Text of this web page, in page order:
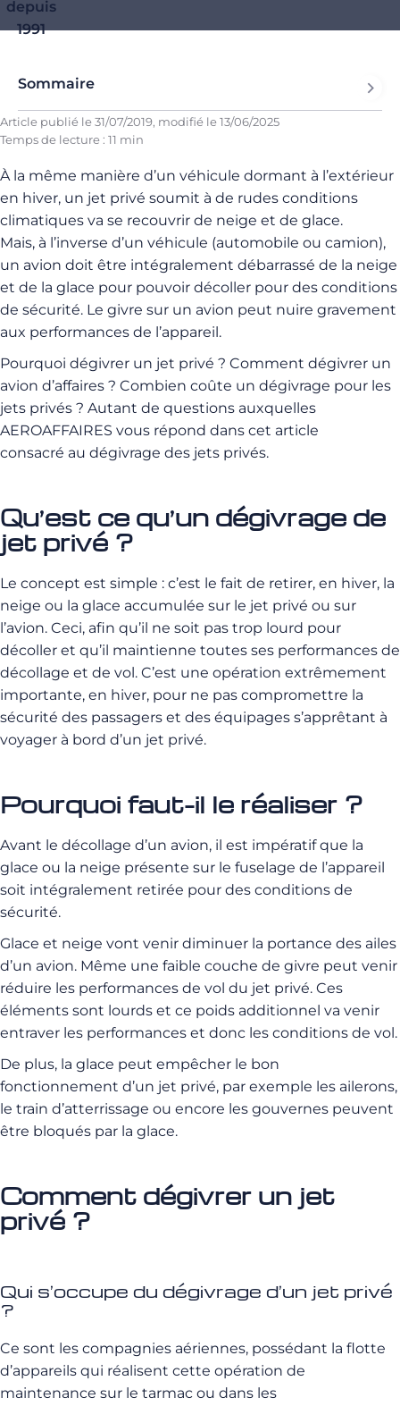
depuis
1991
Sommaire
Article publié le31/07/2019, modifié le13/06/2025
Temps de lecture : 11 min
À la même manière d’un véhicule dormant à l’extérieur
en hiver, un jet privé soumit à de rudes conditions
climatiques va se recouvrir de neige et de glace.
Mais, à l’inverse d’un véhicule (automobile ou camion),
un avion doit être intégralement débarrassé de la neige
et de la glace pour pouvoir décoller pour des conditions
de sécurité. Le givre sur un avion peut nuire gravement
aux performances de l’appareil.
Pourquoi dégivrer un jet privé ? Comment dégivrer un
avion d’affaires ? Combien coûte un dégivrage pour les
jets privés ? Autant de questions auxquelles
AEROAFFAIRES vous répond dans cet article
consacré au dégivrage des jets privés.
Qu’est ce qu’un dégivrage de
jet privé ?
Le concept est simple : c’est le fait de retirer, en hiver, la
neige ou la glace accumulée sur le jet privé ou sur
l’avion. Ceci, afin qu’il ne soit pas trop lourd pour
décoller et qu’il maintienne toutes ses performances de
décollage et de vol. C’est une opération extrêmement
importante, en hiver, pour ne pas compromettre la
sécurité des passagers et des équipages s’apprêtant à
voyager à bord d’un jet privé.
Pourquoi faut-il le réaliser ?
Avant le décollage d’un avion, il est impératif que la
glace ou la neige présente sur le fuselage de l’appareil
soit intégralement retirée pour des conditions de
sécurité.
Glace et neige vont venir diminuer la portance des ailes
d’un avion. Même une faible couche de givre peut venir
réduire les performances de vol du jet privé. Ces
éléments sont lourds et ce poids additionnel va venir
entraver les performances et donc les conditions de vol.
De plus, la glace peut empêcher le bon
fonctionnement d’un jet privé, par exemple les ailerons,
le train d’atterrissage ou encore les gouvernes peuvent
être bloqués par la glace.
Comment dégivrer un jet
privé ?
Qui s’occupe du dégivrage d’un jet privé
?
Ce sont les compagnies aériennes, possédant la flotte
d’appareils qui réalisent cette opération de
maintenance sur le tarmac ou dans les